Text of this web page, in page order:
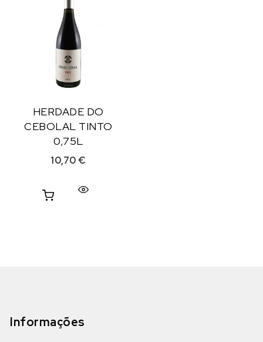
HERDADE DO
CEBOLAL TINTO
0,75L
10,70€
Informações